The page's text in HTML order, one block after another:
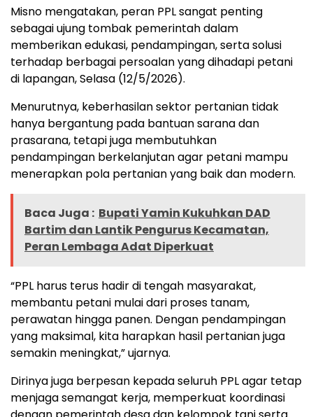
Misno mengatakan, peran PPL sangat penting
sebagai ujung tombak pemerintah dalam
memberikan edukasi, pendampingan, serta solusi
terhadap berbagai persoalan yang dihadapi petani
di lapangan, Selasa (12/5/2026).
Menurutnya, keberhasilan sektor pertanian tidak
hanya bergantung pada bantuan sarana dan
prasarana, tetapi juga membutuhkan
pendampingan berkelanjutan agar petani mampu
menerapkan pola pertanian yang baik dan modern.
Baca Juga : Bupati Yamin Kukuhkan DAD
Bartim dan Lantik Pengurus Kecamatan,
Peran Lembaga Adat Diperkuat
“PPL harus terus hadir di tengah masyarakat,
membantu petani mulai dari proses tanam,
perawatan hingga panen. Dengan pendampingan
yang maksimal, kita harapkan hasil pertanian juga
semakin meningkat,” ujarnya.
Dirinya juga berpesan kepada seluruh PPL agar tetap
menjaga semangat kerja, memperkuat koordinasi